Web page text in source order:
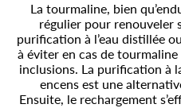
La tourmaline, bien
régulier pour renouveler
purification à l’eau distillée
à éviter en cas de
inclusions. La purification à
encens est une
Ensuite, le rechargement